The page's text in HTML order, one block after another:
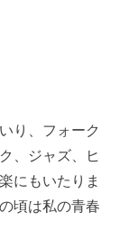
り、フォーク
、ジャズ、ヒ
にもいたりま
頃は私の青春